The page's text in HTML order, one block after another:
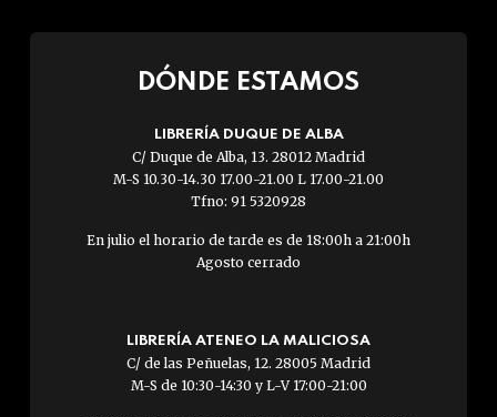
DÓNDE ESTAMOS
LIBRERÍA DUQUE DE ALBA
C/ Duque de Alba, 13. 28012 Madrid
M-S 10.30-14.30 17.00-21.00 L 17.00-21.00
Tfno: 91 5320928
En julio el horario de tarde es de 18:00h a 21:00h
Agosto cerrado
LIBRERÍA ATENEO LA MALICIOSA
C/ de las Peñuelas, 12. 28005 Madrid
M-S de 10:30-14:30 y L-V 17:00-21:00